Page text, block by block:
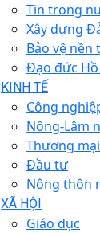
Tin trong
Xây dựng
Bảo vệ
Đạo đức
KINH TẾ
Công
Nông-Lâm
Thương
Đầu tư
Nông thôn
XÃ HỘI
Giáo dục